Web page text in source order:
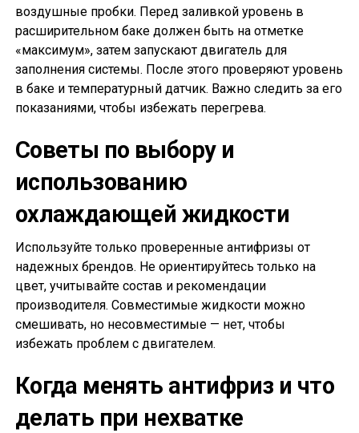
воздушные пробки. Перед заливкой уровень в
расширительном баке должен быть на отметке
«максимум», затем запускают двигатель для
заполнения системы. После этого проверяют уровень
в баке и температурный датчик. Важно следить за его
показаниями, чтобы избежать перегрева.
Советы по выбору и
использованию
охлаждающей жидкости
Используйте только проверенные антифризы от
надежных брендов. Не ориентируйтесь только на
цвет, учитывайте состав и рекомендации
производителя. Совместимые жидкости можно
смешивать, но несовместимые — нет, чтобы
избежать проблем с двигателем.
Когда менять антифриз и что
делать при нехватке